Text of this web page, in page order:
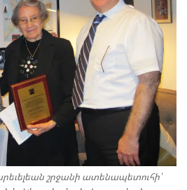
շրջանի ատենապետուհի՝